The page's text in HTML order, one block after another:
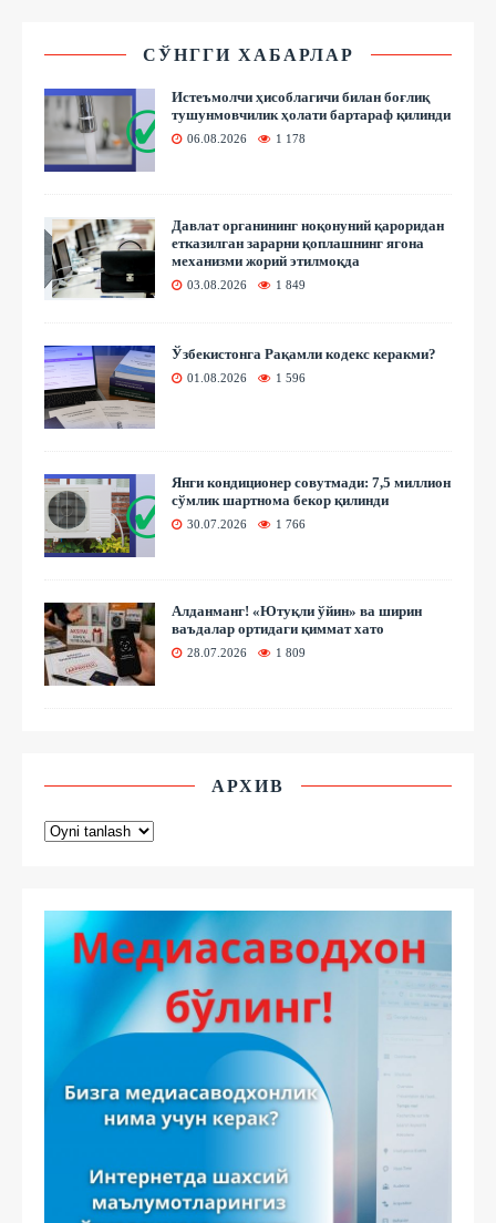
СЎНГГИ ХАБАРЛАР
Истеъмолчи ҳисоблагичи билан боғлиқ
тушунмовчилик ҳолати бартараф қилинди
06.08.2026 1 178
Давлат органининг ноқонуний қароридан
етказилган зарарни қоплашнинг ягона
механизми жорий этилмоқда
03.08.2026 1 849
Ўзбекистонга Рақамли кодекс керакми?
01.08.2026 1 596
Янги кондиционер совутмади: 7,5 миллион
сўмлик шартнома бекор қилинди
30.07.2026 1 766
Алданманг! «Ютуқли ўйин» ва ширин
ваъдалар ортидаги қиммат хато
28.07.2026 1 809
АРХИВ